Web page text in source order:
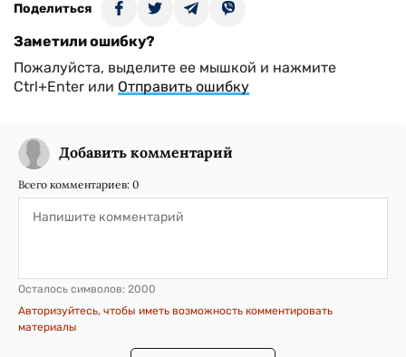
Поделиться
Заметили ошибку?
Пожалуйста, выделите ее мышкой и нажмите
Ctrl+Enter или Отправить ошибку
Добавить комментарий
Всего комментариев: 0
Осталось символов: 2000
Авторизуйтесь, чтобы иметь возможность комментировать
материалы